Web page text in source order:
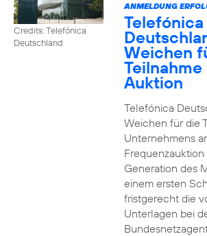
Credits: Telefónica
Deutschland
ANMELDUNG
Telefónica
Weichen
Teilnahme
Auktion
Telefónica
Weichen für die
Unternehmens
Generation des
einem ersten
fristgerecht die
Unterlagen bei